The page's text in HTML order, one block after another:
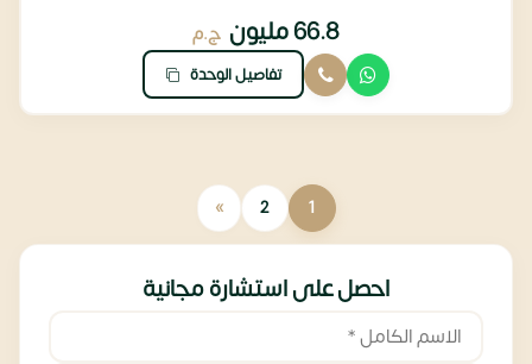
66.8 مليون ج.م
تفاصيل الوحدة
1
2
»
احصل على استشارة مجانية